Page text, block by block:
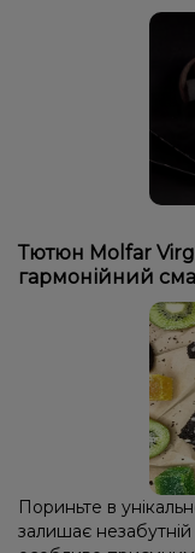
Тютюн Molfar
гармонійний
Пориньте в
залишає